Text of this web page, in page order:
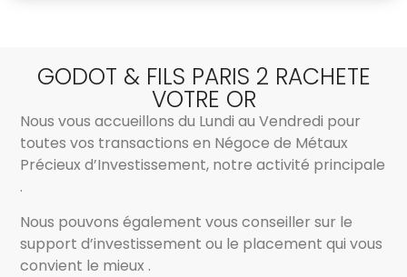
GODOT & FILS PARIS 2 RACHETE
VOTRE OR
Nous vous accueillons du Lundi au Vendredi pour
toutes vos transactions en Négoce de Métaux
Précieux d’Investissement, notre activité principale
.
Nous pouvons également vous conseiller sur le
support d’investissement ou le placement qui vous
convient le mieux .